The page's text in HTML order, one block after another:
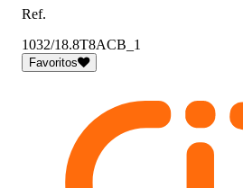
Ref.
1032/18.8T8ACB_1
Favoritos